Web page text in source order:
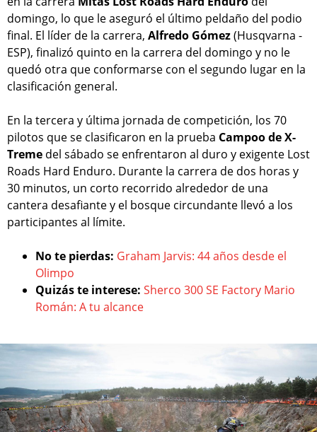
domingo, lo que le aseguró el último peldaño del podio
final. El líder de la carrera, Alfredo Gómez(Husqvarna -
ESP), finalizó quinto en la carrera del domingo y no le
quedó otra que conformarse con el segundo lugar en la
clasificación general.
En la tercera y última jornada de competición, los 70
pilotos que se clasificaron en la prueba Campoo de X-
Treme del sábado se enfrentaron al duro y exigente Lost
Roads Hard Enduro. Durante la carrera de dos horas y
30 minutos, un corto recorrido alrededor de una
cantera desafiante y el bosque circundante llevó a los
participantes al límite.
No te pierdas: Graham Jarvis: 44 años desde el
Olimpo
Quizás te interese: Sherco 300 SE Factory Mario
Román: A tu alcance